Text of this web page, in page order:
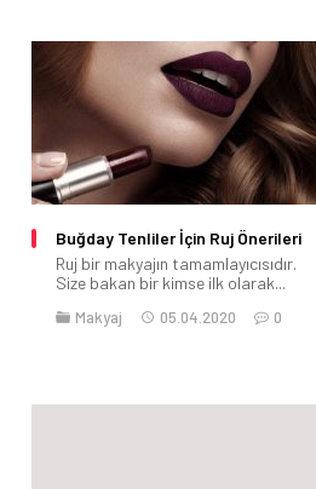
Buğday Tenliler İçin Ruj Önerileri
Ruj bir makyajın tamamlayıcısıdır.
Size bakan bir kimse ilk olarak...
Makyaj 05.04.2020 0